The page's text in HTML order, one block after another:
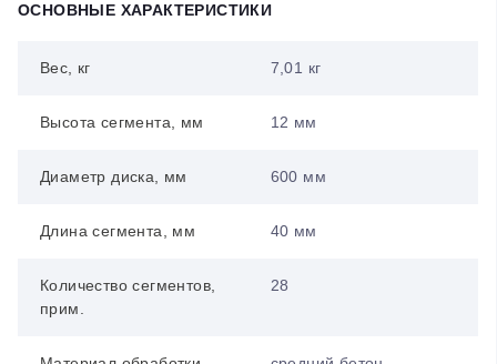
ОСНОВНЫЕ ХАРАКТЕРИСТИКИ
Вес, кг 7,01 кг
Высота сегмента, мм 12 мм
Диаметр диска, мм 600 мм
Длина сегмента, мм 40 мм
Количество сегментов,
прим.
28